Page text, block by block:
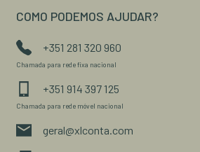
COMO PODEMOS AJUDAR?
+351 281 320 960
Chamada para rede fixa nacional
+351 914 397 125
Chamada para rede móvel nacional
geral@xlconta.com